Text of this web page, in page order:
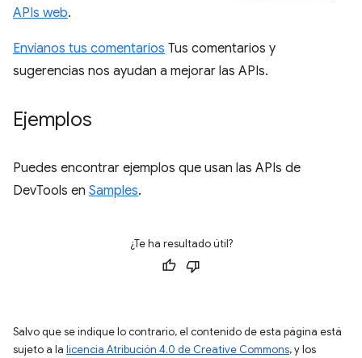
APIs web.
Envíanos tus comentarios Tus comentarios y
sugerencias nos ayudan a mejorar las APIs.
Ejemplos
Puedes encontrar ejemplos que usan las APIs de
DevTools en Samples.
¿Te ha resultado útil?
Salvo que se indique lo contrario, el contenido de esta página está
sujeto a la licencia Atribución 4.0 de Creative Commons, y los